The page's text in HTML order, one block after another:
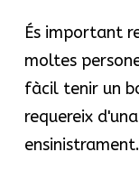
És important
moltes
fàcil tenir un
requereix
ensinistrament.